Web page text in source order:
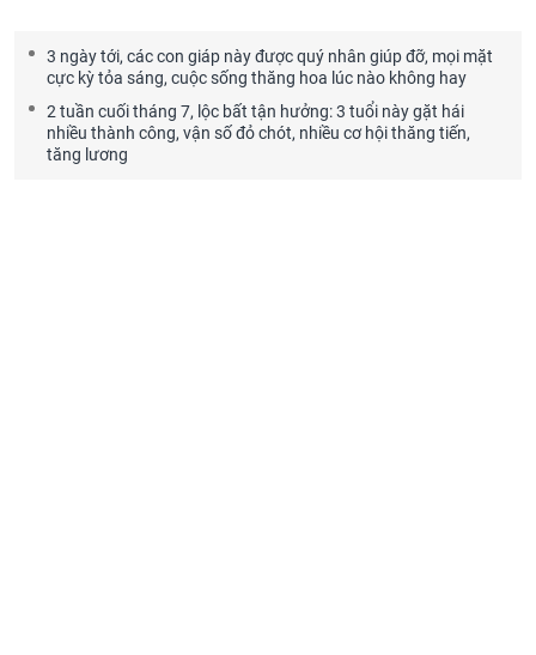
3 ngày tới, các con giáp này được quý nhân giúp đỡ, mọi mặt
cực kỳ tỏa sáng, cuộc sống thăng hoa lúc nào không hay
2 tuần cuối tháng 7, lộc bất tận hưởng: 3 tuổi này gặt hái
nhiều thành công, vận số đỏ chót, nhiều cơ hội thăng tiến,
tăng lương